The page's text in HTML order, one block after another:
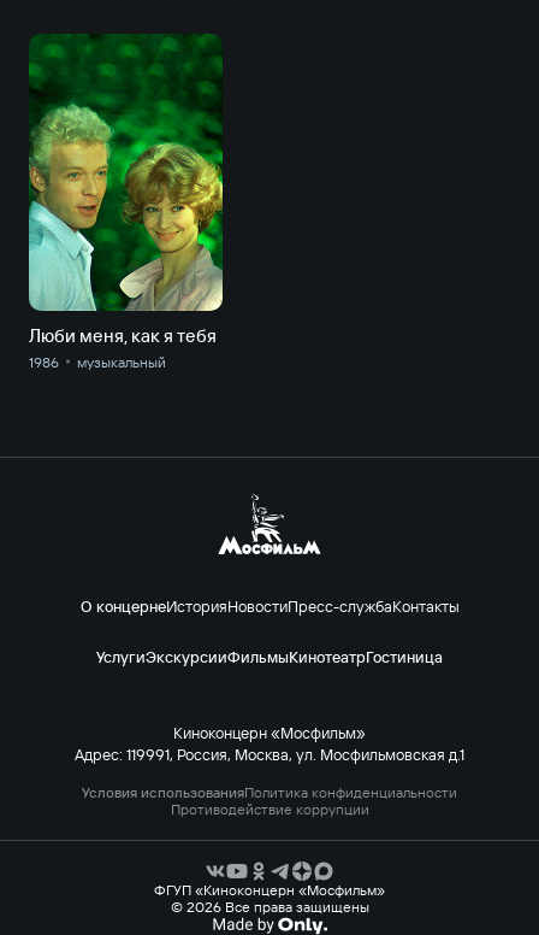
Люби меня, как я тебя
1986 музыкальный
О концернеИсторияНовостиПресс-службаКонтакты
УслугиЭкскурсииФильмыКинотеатрГостиница
Киноконцерн «Мосфильм»
Адрес: 119991, Россия, Москва, ул. Мосфильмовская д.1
Условия использованияПолитика конфиденциальности
Противодействие коррупции
ФГУП «Киноконцерн «Мосфильм»
© 2026 Все права защищены